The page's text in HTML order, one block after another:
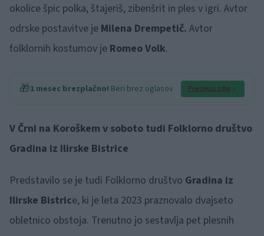
okolice špic polka, štajeriš, zibenšrit in ples v igri. Avtor
odrske postavitve je Milena Drempetič. Avtor
folklornih kostumov je Romeo Volk.
🎁1 mesec brezplačno! Beri brez oglasov Preizkusi zdaj
V Črni na Koroškem v soboto tudi Folklorno društvo
Gradina iz Ilirske Bistrice
Predstavilo se je tudi Folklorno društvo Gradina iz
Ilirske Bistrice, ki je leta 2023 praznovalo dvajseto
obletnico obstoja. Trenutno jo sestavlja pet plesnih